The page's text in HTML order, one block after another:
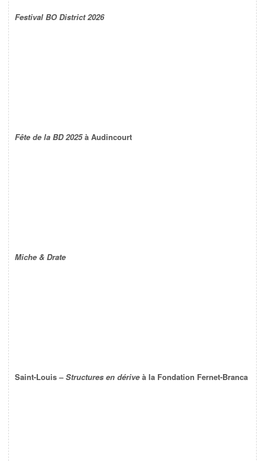
Festival BO District 2026
Fête de la BD 2025à Audincourt
Miche & Drate
Saint-Louis –Structures en dérive à la Fondation Fernet-Branca